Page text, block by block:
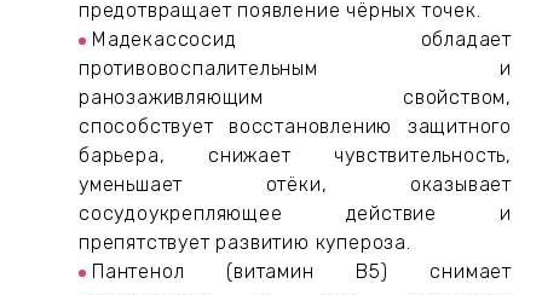
предотвращает появление чёрных точек.
Мадекассосид обладает
противовоспалительным и
ранозаживляющим свойством,
способствует восстановлению защитного
барьера, снижает чувствительность,
уменьшает отёки, оказывает
сосудоукрепляющее действие и
препятствует развитию купероза.
Пантенол (витамин B5) снимает